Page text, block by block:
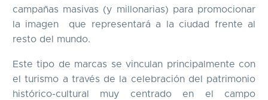
campañas masivas (y millonarias) para promocionar
la imagen que representará a la ciudad frente al
resto del mundo.
Este tipo de marcas se vinculan principalmente con
el turismo a través de la celebración del patrimonio
histórico-cultural muy centrado en el campo